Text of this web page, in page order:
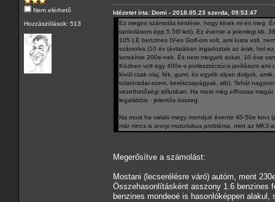
Nem elérhető
Hozzászólások: 513
Idézetet írta: Domi - 2018.05.23 szerda, 09:53:47
Ez megint számolás kérdése, hogy kinek mi éri meg.
tankolásom épp 5,56l lett). Ez évente a jelenlegi kb.
105 LE benzines IV-es Golf-om volt, ami lusta volt,
számolva (10 év távlatában ingadoztak az árak, hol
kerekítve 200e-nek. És nem megyek sokat. 10 éve
Közben volt egy 400e-s porlasztócsúcs javításom
kívül csak olaj, fék, gumi, és egyéb olyan dolgok,
tolatóradar-szem, kerékcsapágyak, stb). Tehát
vezethetőségi stílusban. Ha most még elfhossa
legalábbis - jelentős összeg.
Na most ha valaki megy mondjuk évente 40-50e km-t
már nincs is annyi motoriukus probléma, mint az
Megerősítve a számolást:
Mostani (lecserélésre váró) autóm, ment
Összehasonlításként asszony 1.6 benzines
benzines mondeoé is hasonlóképpen